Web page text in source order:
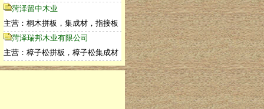
菏泽留中木业
主营：桐木拼板，集成材，指接板
菏泽瑞邦木业有限公司
主营：樟子松拼板，樟子松集成材